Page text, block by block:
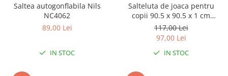
Saltea autogonflabila Nils
NC4062
89,00 Lei
IN STOC
Salteluta de joaca pentru
copii 90.5 x 90.5 x 1 cm
ECOEVA021 - Orasel
117,00 Lei
97,00 Lei
IN STOC